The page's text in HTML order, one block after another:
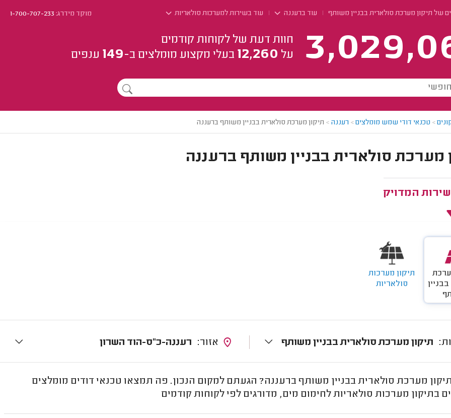
של תיקון מערכת סולארית בבניין משותף עוד ברעננה עוד בשירות למערכות סולאריות מוקד מידרג:1-700-707-233
חוות דעת של לקוחות קודמים
על 12,260 בעלי מקצוע מומלצים ב-149 ענפים
> טכנאי דודי שמש מומלצים> רעננה > תיקון מערכת סולארית בבניין משותף ברעננה
מערכת סולארית בבניין משותף ברעננה
המדויק
תיקון מערכות
סולאריות
תיקון מערכת סולארית בבניין משותף רעננה-כ"ס-הוד השרון
מערכת סולארית בבניין משותף ברעננה? הגעתם למקום הנכון. פה תמצאו טכנאי דודים מומלצים
בתיקון מערכות סולאריות לחימום מים, מדורגים לפי לקוחות קודמים